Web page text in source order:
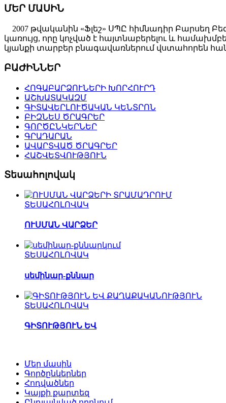
ՄԵՐ ՄԱՍԻՆ
2007 թվականին «Ֆլեշ» ՍՊԸ հիմնադիր Բարսեղ
կառույց, որը կոչված է հայտնաբերելու և
կյանքի տարբեր բնագավառներում վստահորեն
ԲԱԺԻՆՆԵՐ
ՀՈԳԱԲԱՐՁՈՒՆԵՐԻ ԽՈՐՀՈՒՐԴ
ԱՇԽԱՏԱԿԱԶՄ
ԳԻՏԱՎԵՐԼՈՒԾԱԿԱՆ ԿԵՆՏՐՈՆ
ԲԻԶՆԵՍ ԾՐԱԳՐԵՐ
ԳՈՐԾԸՆԿԵՐՆԵՐ
ԳՐԱԴԱՐԱՆ
ԱՎԱՐՏՎԱԾ ԾՐԱԳՐԵՐ
ՀԱՇՎԵՏՎՈՒԹՅՈՒՆ
Տեսահոլովակ
ՏԵՍԱՀՈԼՈՎԱԿ
ՈՒՍՄԱՆ ՎԱՐՁԵՐ
ՏԵՍԱՀՈԼՈՎԱԿ
սեմինար-քննար
ՏԵՍԱՀՈԼՈՎԱԿ
ԳԻՏՈՒԹՅՈՒՆ ԵՎ
Մեր մասին
Գործընկերներ
Հոդվածներ
Կայքի քարտեզ